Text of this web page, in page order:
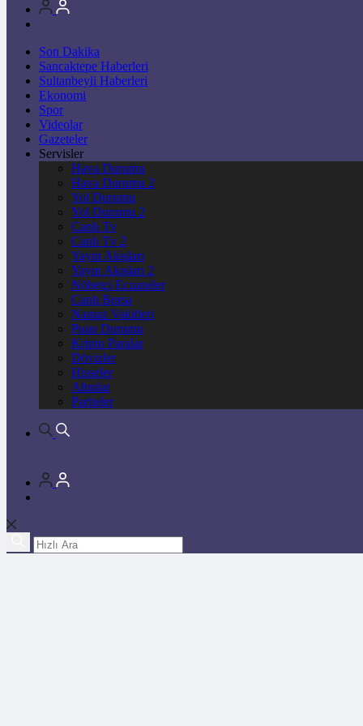
Son Dakika
Sancaktepe Haberleri
Sultanbeyli Haberleri
Ekonomi
Spor
Videolar
Gazeteler
Servisler
Hava Durumu
Hava Durumu 2
Yol Durumu
Yol Durumu 2
Canlı Tv
Canlı Tv 2
Yayın Akışları
Yayın Akışları 2
Nöbetçi Eczaneler
Canlı Borsa
Namaz Vakitleri
Puan Durumu
Kripto Paralar
Dövizler
Hisseler
Altınlar
Pariteler